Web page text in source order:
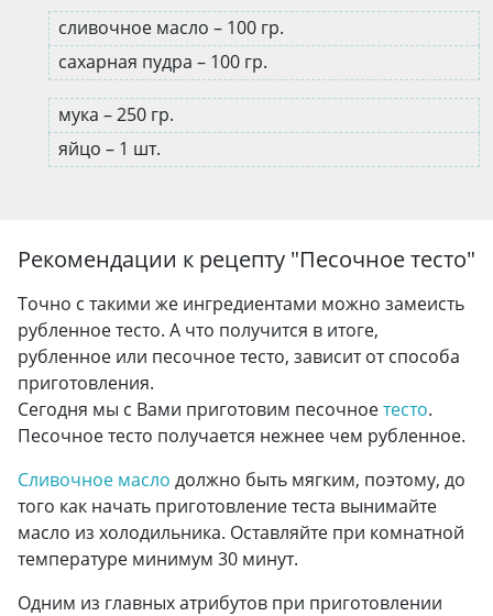
сливочное масло – 100 гр.
сахарная пудра – 100 гр.
мука – 250 гр.
яйцо – 1 шт.
Рекомендации к рецепту "Песочное тесто"
Точно с такими же ингредиентами можно замеисть
рубленное тесто. А что получится в итоге,
рубленное или песочное тесто, зависит от способа
приготовления.
Сегодня мы с Вами приготовим песочноетесто.
Песочное тесто получается нежнее чем рубленное.
Сливочное масло должно быть мягким, поэтому, до
того как начать приготовление теста вынимайте
масло из холодильника. Оставляйте при комнатной
температуре минимум 30 минут.
Одним из главных атрибутов при приготовлении